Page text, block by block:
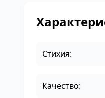
Стихия:
Качество: